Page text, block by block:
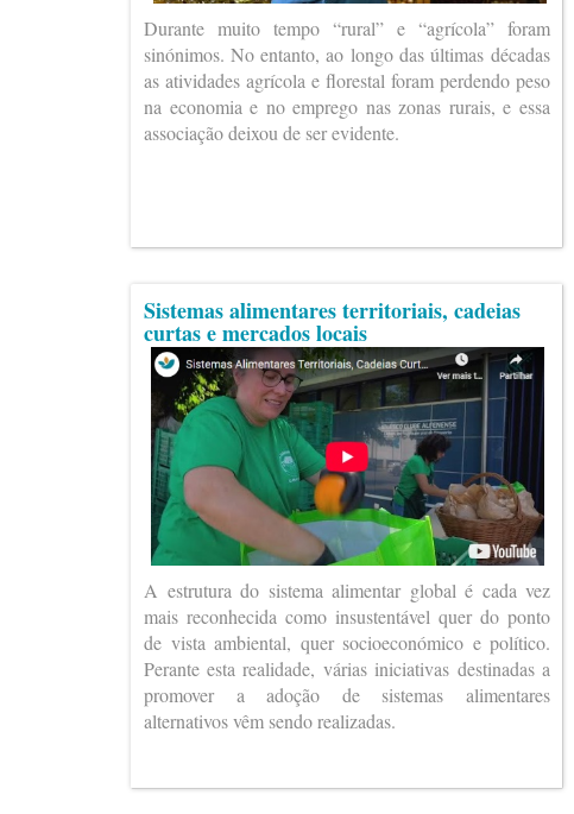
Durante muito tempo “rural” e “agrícola” foram
sinónimos. No entanto, ao longo das últimas décadas
as atividades agrícola e florestal foram perdendo peso
na economia e no emprego nas zonas rurais, e essa
associação deixou de ser evidente.
Sistemas alimentares territoriais, cadeias
curtas e mercados locais
A estrutura do sistema alimentar global é cada vez
mais reconhecida como insustentável quer do ponto
de vista ambiental, quer socioeconómico e político.
Perante esta realidade, várias iniciativas destinadas a
promover a adoção de sistemas alimentares
alternativos vêm sendo realizadas.